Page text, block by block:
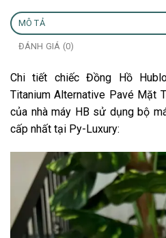
MÔ TẢ
ĐÁNH GIÁ (0)
Chi tiết chiếc Đồng Hồ
Titanium Alternative Pavé Mặt
của nhà máy HB sử dụng bộ
cấp nhất tại Py-Luxury: